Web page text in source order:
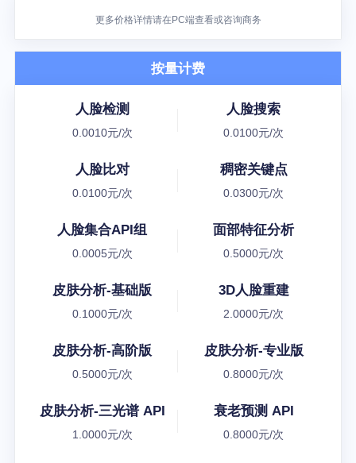
更多价格详情请在PC端查看或咨询商务
按量计费
人脸检测
0.0010元/次
人脸搜索
0.0100元/次
人脸比对
0.0100元/次
稠密关键点
0.0300元/次
人脸集合API组
0.0005元/次
面部特征分析
0.5000元/次
皮肤分析-基础版
0.1000元/次
3D人脸重建
2.0000元/次
皮肤分析-高阶版
0.5000元/次
皮肤分析-专业版
0.8000元/次
皮肤分析-三光谱 API
1.0000元/次
衰老预测 API
0.8000元/次